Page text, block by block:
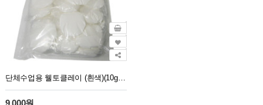
단체수업용 웰토클레이 (흰색)(10g 40개)